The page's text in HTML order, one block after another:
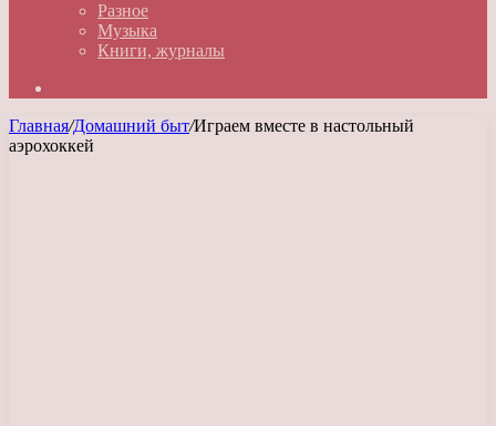
Разное
Музыка
Книги, журналы
Главная/Домашний быт/Играем вместе в настольный
аэрохоккей